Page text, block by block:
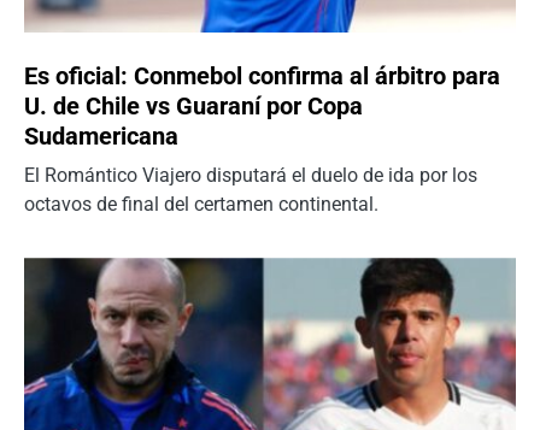
Es oficial: Conmebol confirma al árbitro para
U. de Chile vs Guaraní por Copa
Sudamericana
El Romántico Viajero disputará el duelo de ida por los
octavos de final del certamen continental.